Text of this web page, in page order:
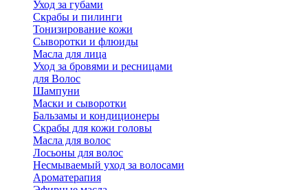
Уход за губами
Скрабы и пилинги
Тонизирование кожи
Сыворотки и флюиды
Масла для лица
Уход за бровями и ресницами
для Волос
Шампуни
Маски и сыворотки
Бальзамы и кондиционеры
Скрабы для кожи головы
Масла для волос
Лосьоны для волос
Несмываемый уход за волосами
Ароматерапия